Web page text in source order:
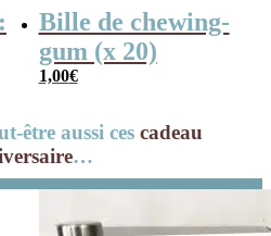
Bille de chewing-
gum (x 20)
1,00€
être aussi ces cadeau
…